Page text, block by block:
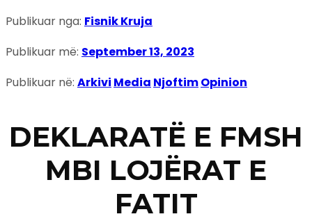
Publikuar nga: Fisnik Kruja
Publikuar më: September 13, 2023
Publikuar në: Arkivi Media NjoftimOpinion
DEKLARATË E FMSH
MBI LOJËRAT E
FATIT